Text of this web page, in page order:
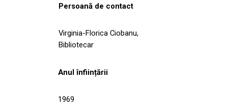
Persoană de contact
Virginia-Florica Ciobanu,
Bibliotecar
Anul înființării
1969